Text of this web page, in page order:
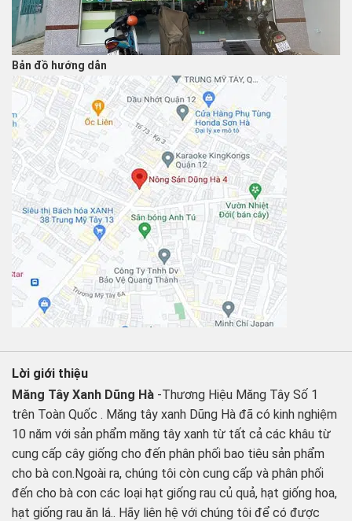
Bản đồ hướng dẫn
Lời giới thiệu
Măng Tây Xanh Dũng Hà -Thương Hiệu Măng Tây Số 1
trên Toàn Quốc . Măng tây xanh Dũng Hà đã có kinh nghiệm
10 năm với sản phẩm măng tây xanh từ tất cả các khâu từ
cung cấp cây giống cho đến phân phối bao tiêu sản phẩm
cho bà con.Ngoài ra, chúng tôi còn cung cấp và phân phối
đến cho bà con các loại hạt giống rau củ quả, hạt giống hoa,
hạt giống rau ăn lá.. Hãy liên hệ với chúng tôi để có được